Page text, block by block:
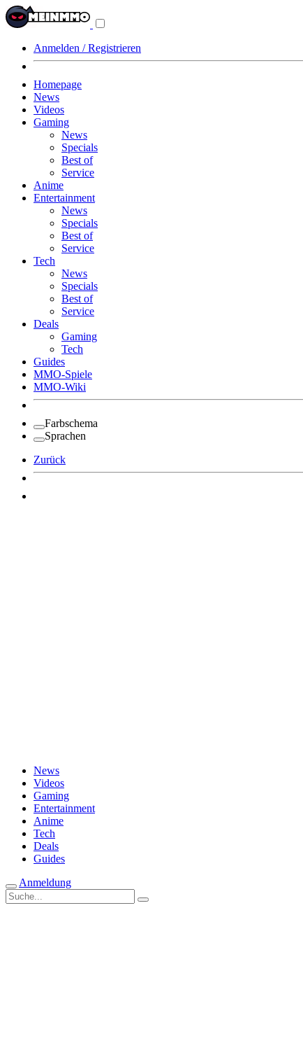
Anmelden / Registrieren
Homepage
News
Videos
Gaming
News
Specials
Best of
Service
Anime
Entertainment
News
Specials
Best of
Service
Tech
News
Specials
Best of
Service
Deals
Gaming
Tech
Guides
MMO-Spiele
MMO-Wiki
Farbschema
Sprachen
Zurück
News
Videos
Gaming
Entertainment
Anime
Tech
Deals
Guides
Anmeldung
Suche
nach: